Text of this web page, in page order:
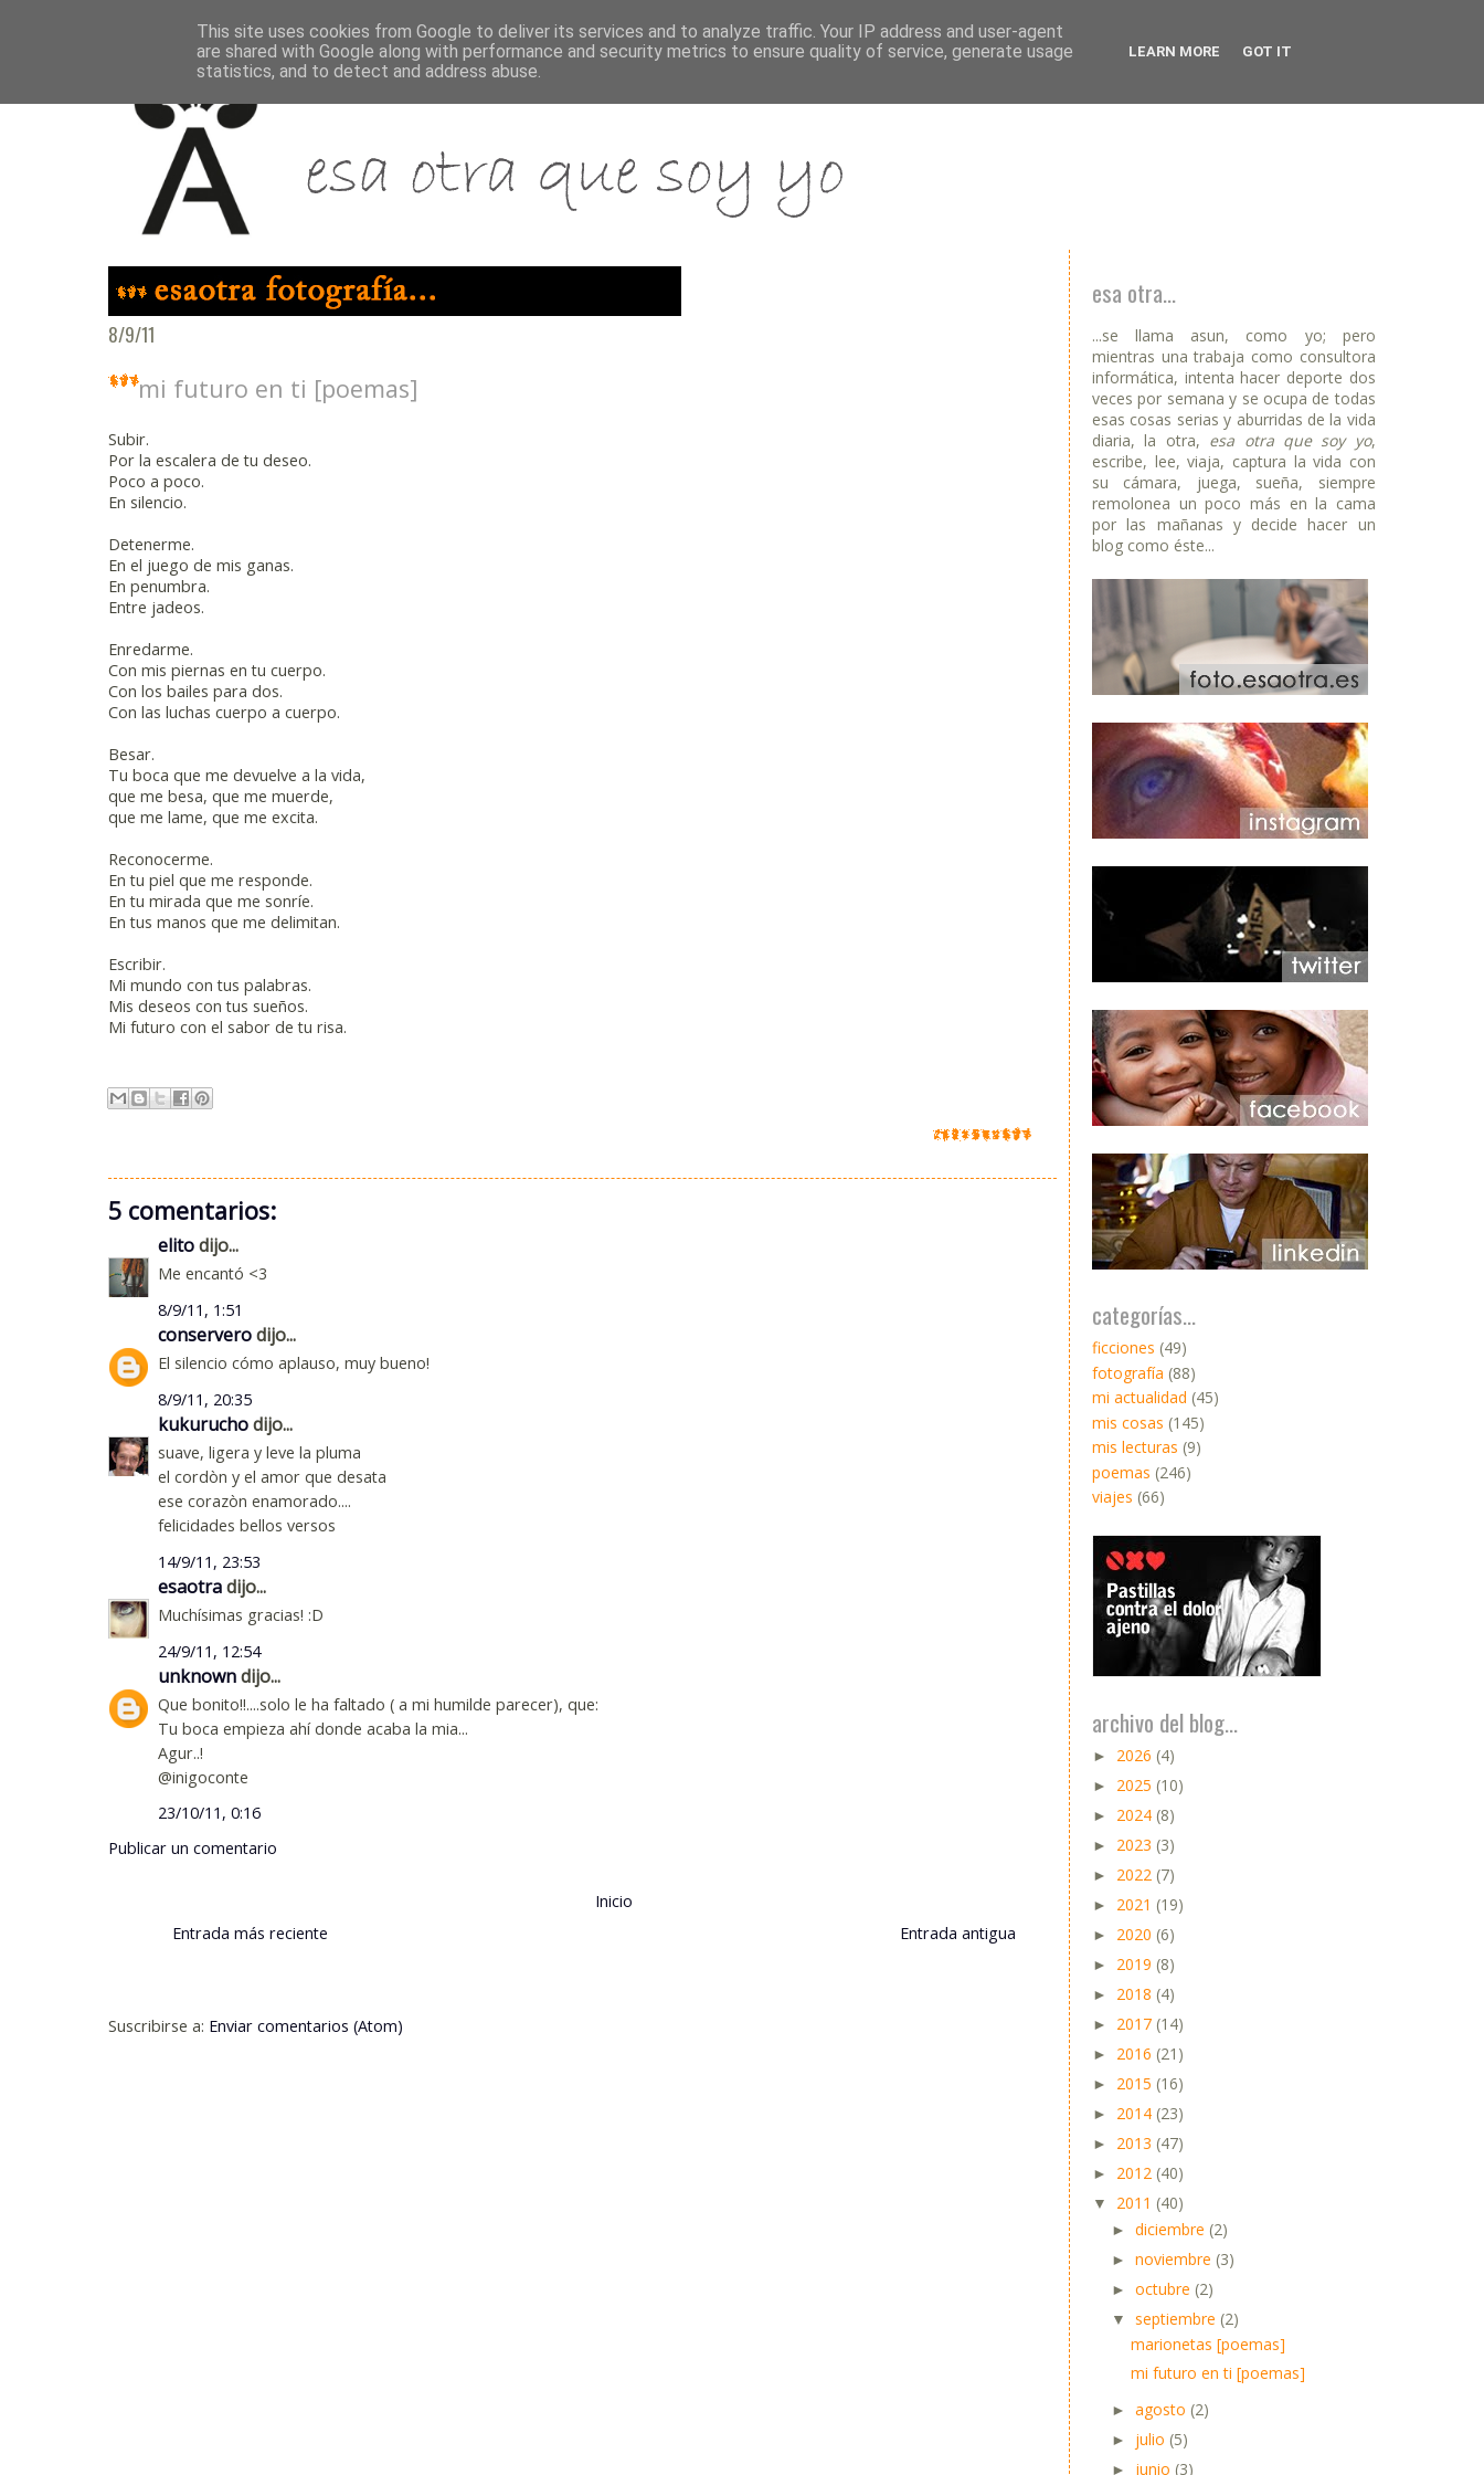
8/9/11
mi futuro en ti [poemas]
Subir.
Por la escalera de tu deseo.
Poco a poco.
En silencio.
Detenerme.
En el juego de mis ganas.
En penumbra.
Entre jadeos.
Enredarme.
Con mis piernas en tu cuerpo.
Con los bailes para dos.
Con las luchas cuerpo a cuerpo.
Besar.
Tu boca que me devuelve a la vida,
que me besa, que me muerde,
que me lame, que me excita.
Reconocerme.
En tu piel que me responde.
En tu mirada que me sonríe.
En tus manos que me delimitan.
Escribir.
Mi mundo con tus palabras.
Mis deseos con tus sueños.
Mi futuro con el sabor de tu risa.
5 comentarios:
elitodijo...
Me encantó <3
8/9/11, 1:51
conserverodijo...
El silencio cómo aplauso, muy bueno!
8/9/11, 20:35
kukuruchodijo...
suave, ligera y leve la pluma
el cordòn y el amor que desata
ese corazòn enamorado....
felicidades bellos versos
14/9/11, 23:53
esaotradijo...
Muchísimas gracias! :D
24/9/11, 12:54
unknowndijo...
Que bonito!!....solo le ha faltado ( a mi humilde parecer), que:
Tu boca empieza ahí donde acaba la mia...
Agur..!
@inigoconte
23/10/11, 0:16
Publicar un comentario
Entrada más reciente Entrada antigua
Inicio
Suscribirse a: Enviar comentarios (Atom)
esa otra...
...se llama asun, como yo; pero
mientras una trabaja como consultora
informática, intenta hacer deporte dos
veces por semana y se ocupa de todas
esas cosas serias y aburridas de la vida
diaria, la otra, esa otra que soy yo,
escribe, lee, viaja, captura la vida con
su cámara, juega, sueña, siempre
remolonea un poco más en la cama
por las mañanas y decide hacer un
blog como éste...
categorías...
ficciones (49)
fotografía (88)
mi actualidad (45)
mis cosas (145)
mis lecturas (9)
poemas (246)
viajes (66)
archivo del blog...
► 2026 (4)
► 2025 (10)
► 2024 (8)
► 2023 (3)
► 2022 (7)
► 2021 (19)
► 2020 (6)
► 2019 (8)
► 2018 (4)
► 2017 (14)
► 2016 (21)
► 2015 (16)
► 2014 (23)
► 2013 (47)
► 2012 (40)
▼ 2011 (40)
► diciembre (2)
► noviembre (3)
► octubre (2)
▼ septiembre (2)
marionetas [poemas]
mi futuro en ti [poemas]
► agosto (2)
► julio (5)
► junio (3)
This site uses cookies from Google to deliver its services and to analyze traffic. Your IP address and user-agent
are shared with Google along with performance and security metrics to ensure quality of service, generate usage
statistics, and to detect and address abuse.
LEARN MORE GOT IT